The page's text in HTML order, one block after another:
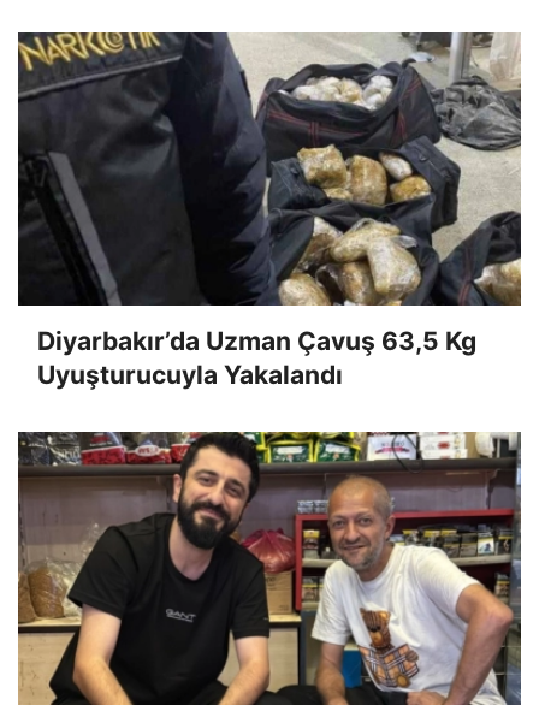
Diyarbakır’da Uzman Çavuş 63,5 Kg
Uyuşturucuyla Yakalandı